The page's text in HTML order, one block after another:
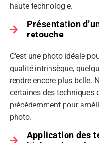
haute technologie.
Présentation
retouche
C’est une photo idéale
qualité intrinsèque,
rendre encore plus belle.
certaines des techniques
précédemment pour
photo.
Application des